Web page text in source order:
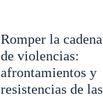
Romper la cadena
de violencias:
afrontamientos y
resistencias de las